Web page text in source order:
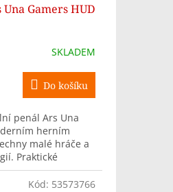
Gamers HUD
SKLADEM
Do košíku
penál Ars Una
herním
malé hráče a
Praktické
výbava jsou
Kód: 53573766